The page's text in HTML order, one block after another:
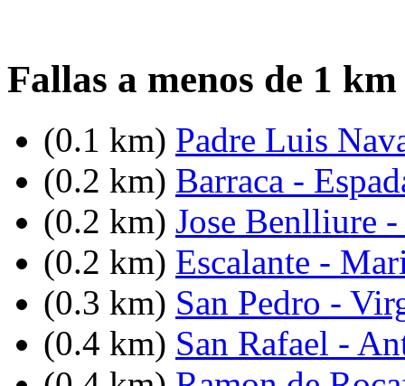
Fallas a menos de 1
(0.1 km) Padre Luis
(0.2 km) Barraca -
(0.2 km) Jose Benlliure
(0.2 km) Escalante -
(0.3 km) San Pedro -
(0.4 km) San Rafael -